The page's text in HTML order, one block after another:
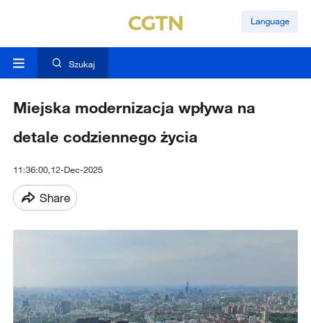
Language
Szukaj
Miejska modernizacja wpływa na
detale codziennego życia
11:36:00,12-Dec-2025
Share